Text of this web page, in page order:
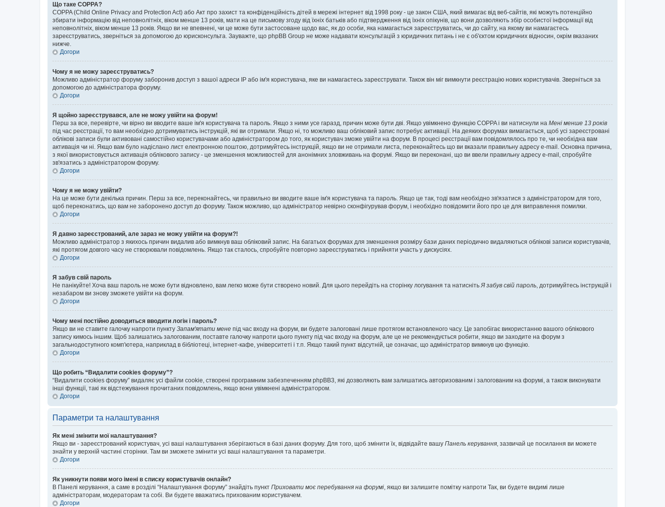
Що таке COPPA?
COPPA (Child Online Privacy and Protection Act) або Акт про захист та конфіденційність дітей в мережі інтернет від 1998 року - це закон США, який вимагає від веб-сайтів, які можуть потенційно
збирати інформацію від неповнолітніх, віком менше 13 років, мати на це письмову згоду від їхніх батьків або підтвердження від їхніх опікунів, що вони дозволяють збір особистої інформації від
неповнолітніх, віком менше 13 років. Якщо ви не впевнені, чи це може бути застосоване щодо вас, як до особи, яка намагається зареєструватись, чи до сайту, на якому ви намагаєтесь
зареєструватись, зверніться за допомогою до юрисконсульта. Зауважте, що phpBB Group не може надавати консультацій з юридичних питань і не є об'єктом юридичних відносин, окрім вказаних
нижче.
Догори
Чому я не можу зареєструватись?
Можливо адміністратор форуму заборонив доступ з вашої адреси IP або ім'я користувача, яке ви намагаєтесь зареєструвати. Також він міг вимкнути реєстрацію нових користувачів. Зверніться за
допомогою до адміністратора форуму.
Догори
Я щойно зареєструвався, але не можу увійти на форум!
Перш за все, перевірте, чи вірно ви вводите ваше ім'я користувача та пароль. Якщо з ними усе гаразд, причин може бути дві. Якщо увімкнено функцію COPPA і ви натиснули на Мені менше 13 років
під час реєстрації, то вам необхідно дотримуватись інструкцій, які ви отримали. Якщо ні, то можливо ваш обліковий запис потребує активації. На деяких форумах вимагається, щоб усі зареєстровані
облікові записи були активовані самостійно користувачами або адміністратором до того, як користувач зможе увійти на форум. В процесі реєстрації вам повідомлялось про те, чи необхідна вам
активація чи ні. Якщо вам було надіслано лист електронною поштою, дотримуйтесь інструкцій, якщо ви не отримали листа, переконайтесь що ви вказали правильну адресу e-mail. Основна причина,
з якої використовується активація облікового запису - це зменшення можливостей для анонімних зловживань на форумі. Якщо ви переконані, що ви ввели правильну адресу e-mail, спробуйте
зв'язатись з адміністратором форуму.
Догори
Чому я не можу увійти?
На це може бути декілька причин. Перш за все, переконайтесь, чи правильно ви вводите ваше ім'я користувача та пароль. Якщо це так, тоді вам необхідно зв'язатися з адміністратором для того,
щоб переконатись, що вам не заборонено доступ до форуму. Також можливо, що адміністратор невірно сконфігурував форум, і необхідно повідомити його про це для виправлення помилки.
Догори
Я давно зареєстрований, але зараз не можу увійти на форум?!
Можливо адміністратор з якихось причин видалив або вимкнув ваш обліковий запис. На багатьох форумах для зменшення розміру бази даних періодично видаляються облікові записи користувачів,
які протягом довгого часу не створювали повідомлень. Якщо так сталось, спробуйте повторно зареєструватись і прийняти участь у дискусіях.
Догори
Я забув свій пароль
Не панікуйте! Хоча ваш пароль не може бути відновлено, вам легко може бути створено новий. Для цього перейдіть на сторінку логування та натисніть Я забув свій пароль , дотримуйтесь інструкцій і
незабаром ви знову зможете увійти на форум.
Догори
Чому мені постійно доводиться вводити логін і пароль?
Якщо ви не ставите галочку напроти пункту Запам'ятати мене під час входу на форум, ви будете залоговані лише протягом встановленого часу. Це запобігає використанню вашого облікового
запису кимось іншим. Щоб залишатись залогованим, поставте галочку напроти цього пункту під час входу на форум, але це не рекомендується робити, якщо ви заходите на форум з
загальнодоступного комп'ютера, наприклад в бібліотеці, інтернет-кафе, університеті і т.п. Якщо такий пункт відсутній, це означає, що адміністратор вимкнув цю функцію.
Догори
Що робить “Видалити cookies форуму”?
“Видалити cookies форуму” видаляє усі файли cookie, створені програмним забезпеченням phpBB3, які дозволяють вам залишатись авторизованим і залогованим на форумі, а також виконувати
інші функції, такі як відстежування прочитаних повідомлень, якщо вони увімкнені адміністратором.
Догори
Параметри та налаштування
Як мені змінити мої налаштування?
Якщо ви - зареєстрований користувач, усі ваші налаштування зберігаються в базі даних форуму. Для того, щоб змінити їх, відвідайте вашу Панель керування , зазвичай це посилання ви можете
знайти у верхній частині сторінки. Там ви зможете змінити усі ваші налаштування та параметри.
Догори
Як уникнути появи мого імені в списку користувачів онлайн?
В Панелі керування, а саме в розділі “Налаштування форуму” знайдіть пункт Приховати моє перебування на форумі , якщо ви залишите помітку напроти Так , ви будете видимі лише
адміністраторам, модераторам та собі. Ви будете вважатись прихованим користувачем.
Догори